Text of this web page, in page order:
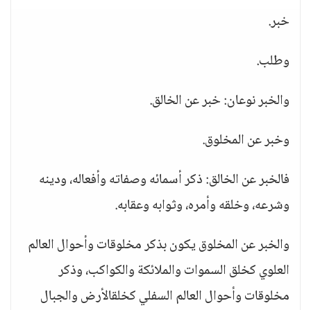
خبر.
وطلب.
والخبر نوعان: خبر عن الخالق.
وخبر عن المخلوق.
فالخبر عن الخالق: ذكر أسمائه وصفاته وأفعاله، ودينه
وشرعه، وخلقه وأمره، وثوابه وعقابه.
والخبر عن المخلوق يكون بذكر مخلوقات وأحوال العالم
العلوي كخلق السموات والملائكة والكواكب، وذكر
مخلوقات وأحوال العالم السفلي كخلقالأرض والجبال